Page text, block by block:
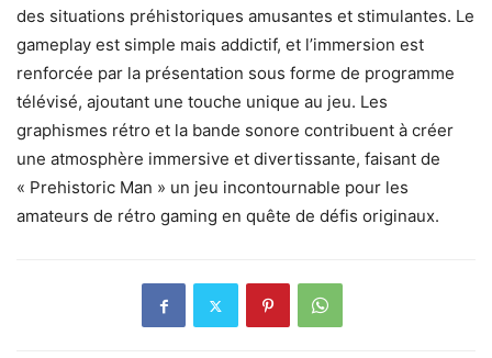
des situations préhistoriques amusantes et stimulantes. Le
gameplay est simple mais addictif, et l’immersion est
renforcée par la présentation sous forme de programme
télévisé, ajoutant une touche unique au jeu. Les
graphismes rétro et la bande sonore contribuent à créer
une atmosphère immersive et divertissante, faisant de
« Prehistoric Man » un jeu incontournable pour les
amateurs de rétro gaming en quête de défis originaux.